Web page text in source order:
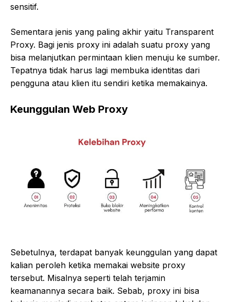
sensitif.
Sementara jenis yang paling akhir yaitu Transparent
Proxy. Bagi jenis proxy ini adalah suatu proxy yang
bisa melanjutkan permintaan klien menuju ke sumber.
Tepatnya tidak harus lagi membuka identitas dari
pengguna atau klien itu sendiri ketika memakainya.
Keunggulan Web Proxy
Sebetulnya, terdapat banyak keunggulan yang dapat
kalian peroleh ketika memakai website proxy
tersebut. Misalnya seperti telah terjamin
keamanannya secara baik. Sebab, proxy ini bisa